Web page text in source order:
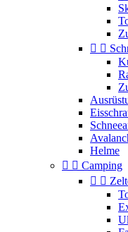
 
Helme
  Camping
 